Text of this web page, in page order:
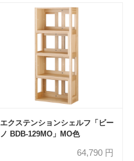
エクステンションシェルフ「ビー
ノ BDB-129MO」MO色
64,790 円